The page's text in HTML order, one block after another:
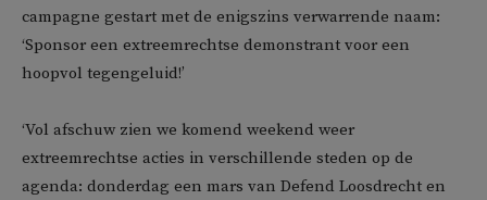
campagne gestart met de enigszins verwarrende naam:
‘Sponsor een extreemrechtse demonstrant voor een
hoopvol tegengeluid!’
‘Vol afschuw zien we komend weekend weer
extreemrechtse acties in verschillende steden op de
agenda: donderdag een mars van Defend Loosdrecht en